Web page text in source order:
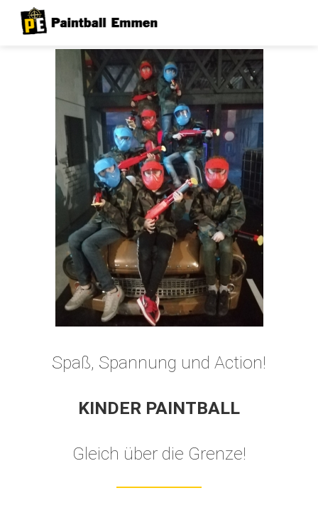
Spaß, Spannung und Action!
KINDER PAINTBALL
Gleich über die Grenze!